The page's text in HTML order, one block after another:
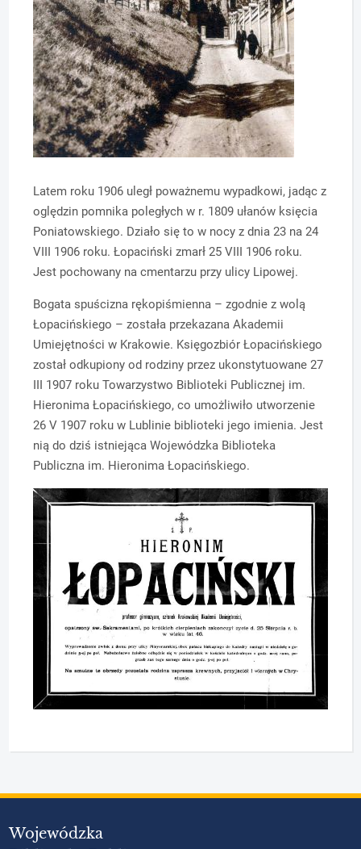
Latem roku 1906 uległ poważnemu wypadkowi, jadąc z
oględzin pomnika poległych w r. 1809 ułanów księcia
Poniatowskiego. Działo się to w nocy z dnia 23 na 24
VIII 1906 roku. Łopaciński zmarł 25 VIII 1906 roku.
Jest pochowany na cmentarzu przy ulicy Lipowej.
Bogata spuścizna rękopiśmienna – zgodnie z wolą
Łopacińskiego – została przekazana Akademii
Umiejętności w Krakowie. Księgozbiór Łopacińskiego
został odkupiony od rodziny przez ukonstytuowane 27
III 1907 roku Towarzystwo Biblioteki Publicznej im.
Hieronima Łopacińskiego, co umożliwiło utworzenie
26 V 1907 roku w Lublinie biblioteki jego imienia. Jest
nią do dziś istniejąca Wojewódzka Biblioteka
Publiczna im. Hieronima Łopacińskiego.
Wojewódzka